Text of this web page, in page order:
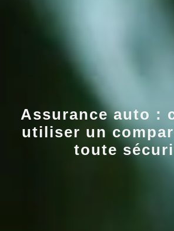
Assurance auto :
utiliser un
toute